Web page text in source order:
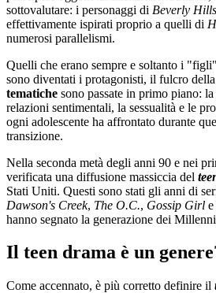
sottovalutare: i personaggi di Beverly
effettivamente ispirati proprio a quelli di
numerosi parallelismi.
Quelli che erano sempre e soltanto i
sono diventati i protagonisti, il fulcro
tematiche sono passate in primo piano:
relazioni sentimentali, la sessualità e le
ogni adolescente ha affrontato durante
transizione.
Nella seconda metà degli anni 90 e nei
verificata una diffusione massiccia del
Stati Uniti. Questi sono stati gli anni di
Dawson's Creek, The O.C., Gossip Girl e
hanno segnato la generazione dei
Il teen drama è un
Come accennato, è più corretto definire il